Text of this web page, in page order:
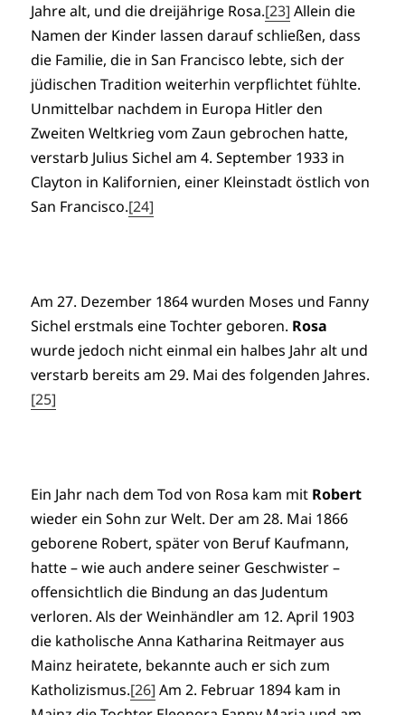
Jahre alt, und die dreijährige Rosa.[23] Allein die
Namen der Kinder lassen darauf schließen, dass
die Familie, die in San Francisco lebte, sich der
jüdischen Tradition weiterhin verpflichtet fühlte.
Unmittelbar nachdem in Europa Hitler den
Zweiten Weltkrieg vom Zaun gebrochen hatte,
verstarb Julius Sichel am 4. September 1933 in
Clayton in Kalifornien, einer Kleinstadt östlich von
San Francisco.[24]
Am 27. Dezember 1864 wurden Moses und Fanny
Sichel erstmals eine Tochter geboren. Rosa
wurde jedoch nicht einmal ein halbes Jahr alt und
verstarb bereits am 29. Mai des folgenden Jahres.
[25]
Ein Jahr nach dem Tod von Rosa kam mit Robert
wieder ein Sohn zur Welt. Der am 28. Mai 1866
geborene Robert, später von Beruf Kaufmann,
hatte – wie auch andere seiner Geschwister –
offensichtlich die Bindung an das Judentum
verloren. Als der Weinhändler am 12. April 1903
die katholische Anna Katharina Reitmayer aus
Mainz heiratete, bekannte auch er sich zum
Katholizismus.[26] Am 2. Februar 1894 kam in